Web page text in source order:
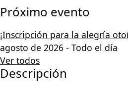
Próximo evento
¡Inscripción para la alegría
agosto de 2026 - Todo el día
Ver todos
Descripción